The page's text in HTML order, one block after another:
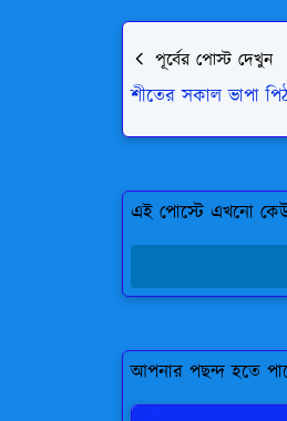
পূর্বের পোস্ট দেখুন
শীতের সকাল ভাপা
এই পোস্টে এখনো
আপনার পছন্দ হতে